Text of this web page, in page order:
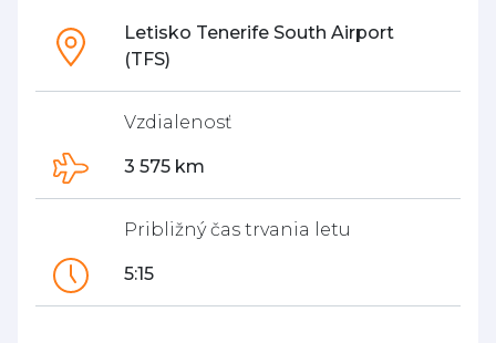
Letisko Tenerife South Airport
(TFS)
Vzdialenosť
3 575 km
Približný čas trvania letu
5:15